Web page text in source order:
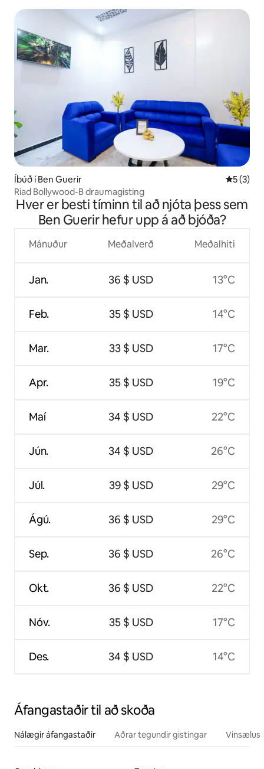
Íbúð í Ben Guerir 5 af 5 í
5 (3)
Riad Bollywood-B draumagisting
Hver er besti tíminn til að njóta þess sem
Ben Guerir hefur upp á að bjóða?
Mánuður
Jan.
Feb.
Mar.
Apr.
Maí
Jún.
Júl.
Ágú.
Sep.
Okt.
Nóv.
Des.
Meðalverð
36 $ USD
35 $ USD
33 $ USD
35 $ USD
34 $ USD
34 $ USD
39 $ USD
36 $ USD
36 $ USD
36 $ USD
35 $ USD
34 $ USD
Meðalhiti
13°C
14°C
17°C
19°C
22°C
26°C
29°C
29°C
26°C
22°C
17°C
14°C
Áfangastaðir til að skoða
Nálægir áfangastaðir Aðrar tegundir gistingar